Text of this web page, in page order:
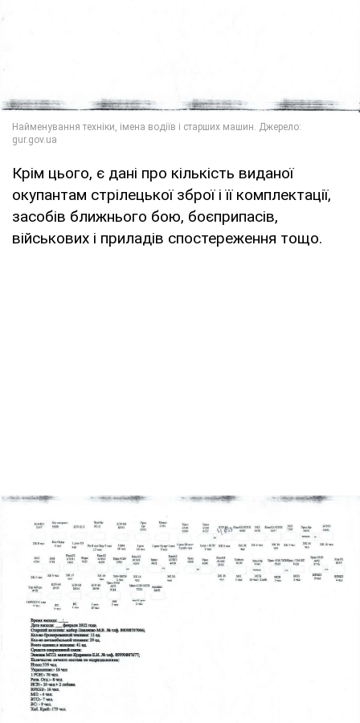
Крім цього, є дані про кількість виданої
окупантам стрілецької зброї і її комплектації,
засобів ближнього бою, боєприпасів,
військових і приладів спостереження тощо.